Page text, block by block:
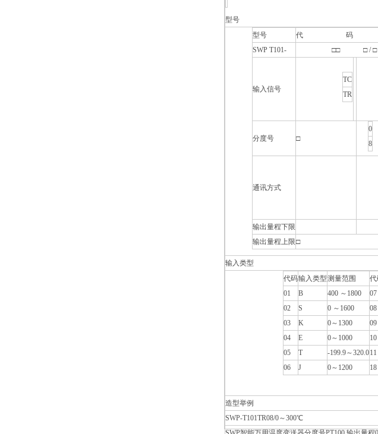
型号
型号
代 码
SWP T101-
□□ □ /
输入信号
TC
TR
分度号 □
0
8
通讯方式
输出量程下限
输出量程上限□
输入类型
代码输入类型测量范围
01
B 400 ～1800 07
02
S 0 ～1600 08
03
K 0～1300 09
04
E 0～1000 10
05
T -199.9～320.011
06
J 0～1200 18
造型举例
SWP-T101TR08/0～300℃